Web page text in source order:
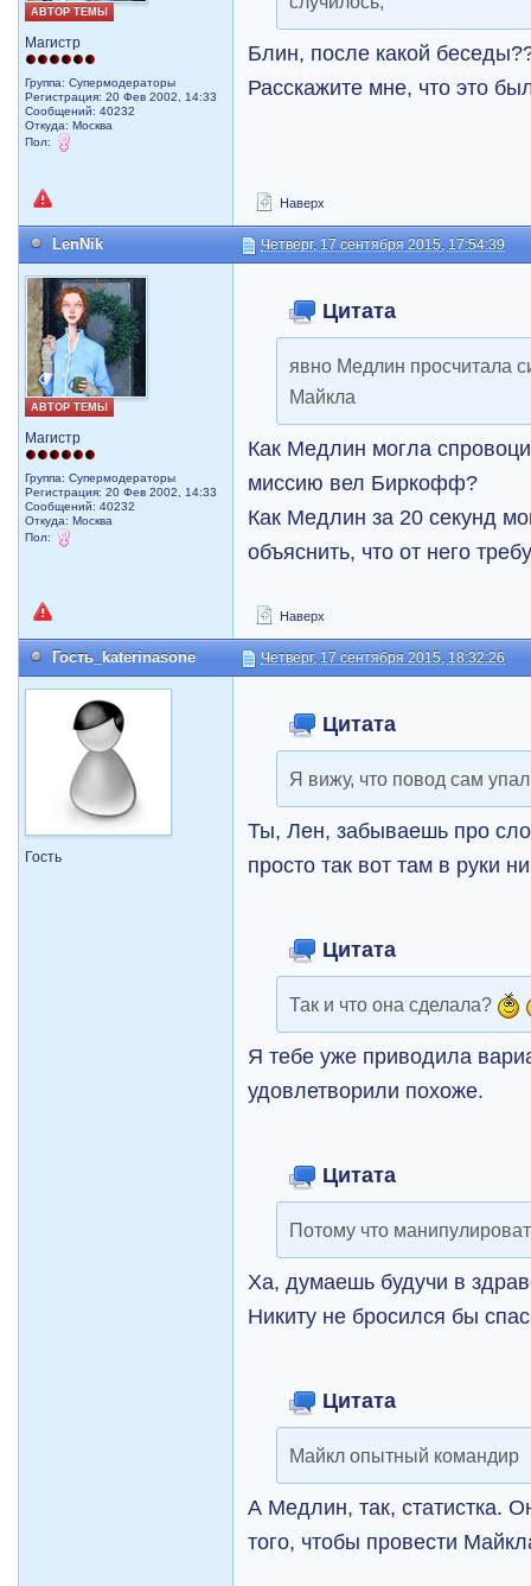
АВТОР ТЕМЫ
Магистр
Группа: Супермодераторы
Регистрация: 20 Фев 2002, 14:33
Сообщений: 40232
Откуда: Москва
Пол:
Блин, после какой
Расскажите мне, что это
Наверх
LenNik Четверг, 17 сентября 2015, 17:54:39
АВТОР ТЕМЫ
Магистр
Группа: Супермодераторы
Регистрация: 20 Фев 2002, 14:33
Сообщений: 40232
Откуда: Москва
Пол:
Цитата
явно Медлин просчитала
Майкла
Как Медлин могла
миссию вел Биркофф?
Как Медлин за 20 секунд
объяснить, что от него
Наверх
Гость_katerinasone Четверг, 17 сентября 2015, 18:32:26
Гость
Цитата
Я вижу, что повод сам
Ты, Лен, забываешь про
просто так вот там в руки
Цитата
Так и что она сделала?
Я тебе уже приводила
удовлетворили похоже.
Цитата
Потому что
Ха, думаешь будучи в
Никиту не бросился бы
Цитата
Майкл опытный командир
А Медлин, так, статистка.
того, чтобы провести